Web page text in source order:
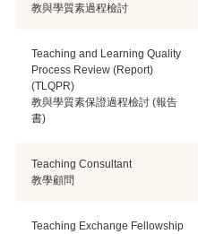
教與學質素過程檢討
Teaching and Learning Quality
Process Review (Report)
(TLQPR)
教與學質素保證過程檢討 (報告
書)
Teaching Consultant
教學顧問
Teaching Exchange Fellowship